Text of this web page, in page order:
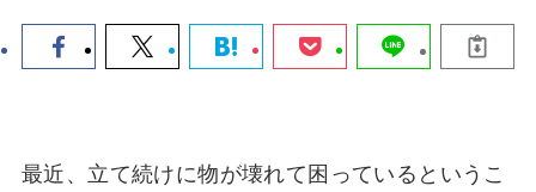
最近、立て続けに物が壊れて困っているというこ